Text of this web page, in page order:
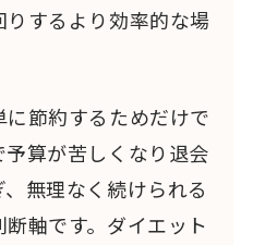
するより効率的な場
節約するためだけで
算が苦しくなり退会
無理なく続けられる
軸です。ダイエット